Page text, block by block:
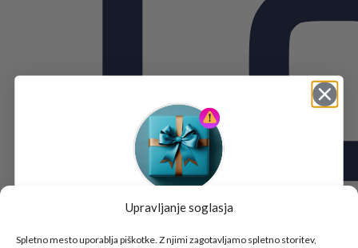
Upravljanje soglasja
Spletno mesto uporablja piškotke. Z njimi zagotavljamo spletno storitev,
Tukaj je!